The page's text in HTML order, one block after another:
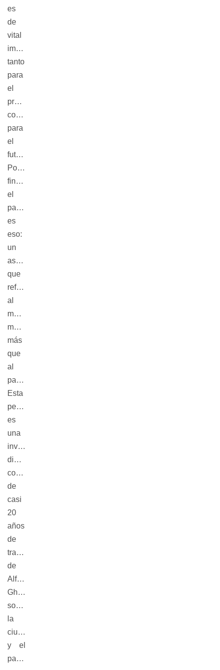
es
de
vital
importancia
tanto
para
el
presente
como
para
el
futuro.
Porque
finalmente
el
patrimonio
es
eso:
un
asunto
que
refiere
al
mañana,
mucho
más
que
al
pasado.
Esta
película
es
una
investigación
dinámica,
corolario
de
casi
20
años
de
trabajo
de
Alfredo
Ghierra
sobre
la
ciudad
y el
patrimonio.